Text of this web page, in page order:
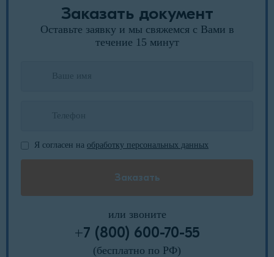
Заказать документ
Оставьте заявку и мы свяжемся с Вами в
течение 15 минут
Я согласен на обработку персональных данных
или звоните
+7 (800) 600-70-55
(бесплатно по РФ)